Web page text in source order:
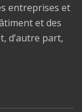
entreprises et
et des
d’autre part,